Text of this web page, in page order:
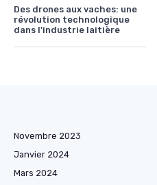
Des drones aux vaches: une
révolution technologique
dans l'industrie laitière
Novembre 2023
Janvier 2024
Mars 2024